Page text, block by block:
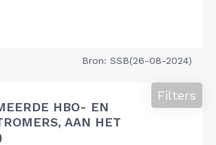
Bron: SSB(26-08-2024)
HBO- EN
AAN HET
Filters